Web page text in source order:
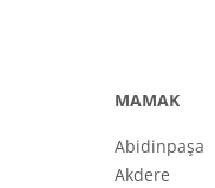
MAMAK
Abidinpaşa
Akdere